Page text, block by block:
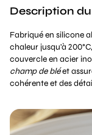
Description
Fabriqué en silicone
chaleur jusqu'à
couvercle en acier
champ de bléet
cohérente et des